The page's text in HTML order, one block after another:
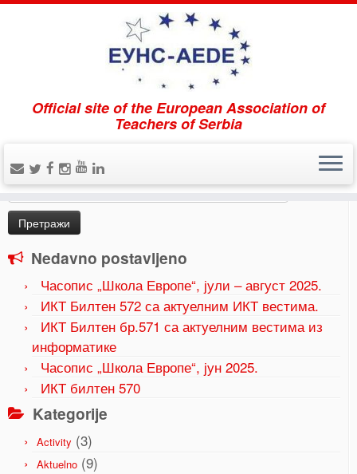
Official site of the European Association of
Teachers of Serbia
Home » Časopis „Škola Evrope“, februar » 2024.02. Š E
Pretraži
Претрага
за:
Nedavno postavljeno
Часопис „Школа Европе“, јули – август 2025.
ИКТ Билтен 572 са актуелним ИКТ вестима.
ИКТ Билтен бр.571 са актуелним вестима из
информатике
Часопис „Школа Европе“, јун 2025.
ИКТ билтен 570
Kategorije
Activity (3)
Aktuelno (9)